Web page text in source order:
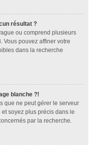
résultat ?
ou comprend plusieurs
Vous pouvez affiner votre
dans la recherche
blanche ?!
que ne peut gérer le serveur
soyez plus précis dans le
par la recherche.